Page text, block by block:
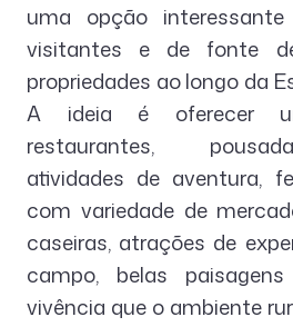
uma opção
visitantes e de fonte
propriedades ao longo da
A ideia é oferecer
restaurantes,
atividades de aventura,
com variedade de
caseiras, atrações de
campo, belas
vivência que o ambiente